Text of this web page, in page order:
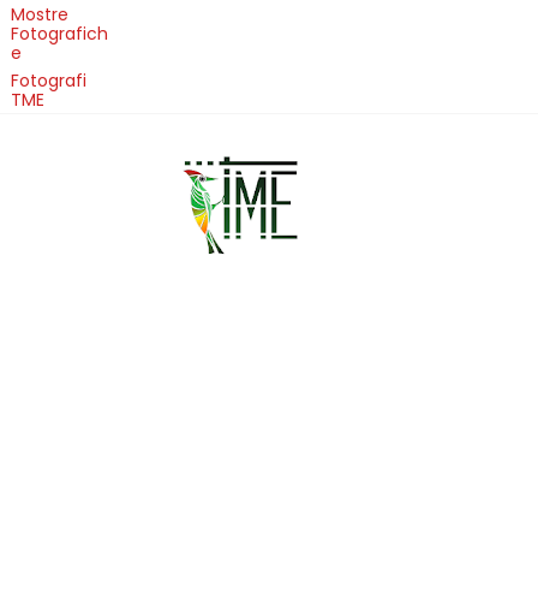
Mostre
Fotografich
e
Fotografi
TME